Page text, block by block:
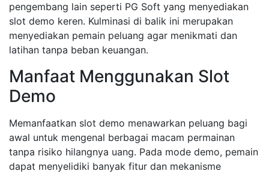
pengembang lain seperti PG Soft yang menyediakan
slot demo keren. Kulminasi di balik ini merupakan
menyediakan pemain peluang agar menikmati dan
latihan tanpa beban keuangan.
Manfaat Menggunakan Slot
Demo
Memanfaatkan slot demo menawarkan peluang bagi
awal untuk mengenal berbagai macam permainan
tanpa risiko hilangnya uang. Pada mode demo, pemain
dapat menyelidiki banyak fitur dan mekanisme